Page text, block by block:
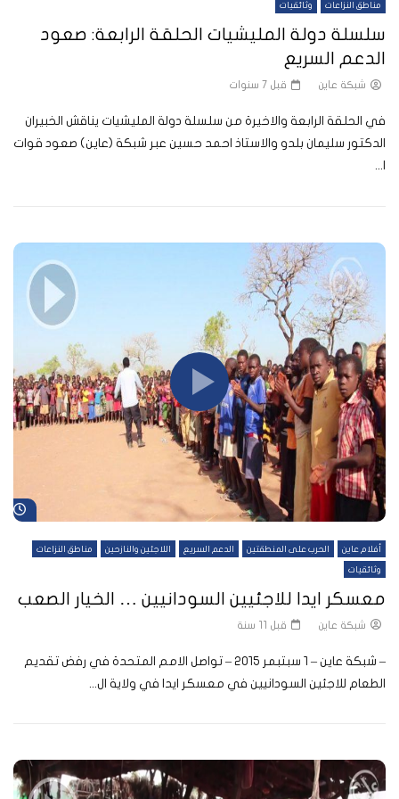
مناطق النزاعات وثائقيات
سلسلة دولة المليشيات الحلقة الرابعة: صعود
الدعم السريع
شبكة عاين قبل 7 سنوات
في الحلقة الرابعة والاخيرة من سلسلة دولة المليشيات يناقش الخبيران
الدكتور سليمان بلدو والاستاذ احمد حسين عبر شبكة (عاين) صعود قوات
ا...
أفلام عاين الحرب على المنطقتين الدعم السريع اللاجئين والنازحين مناطق النزاعات
وثائقيات
معسكر ايدا للاجئيين السودانيين … الخيار الصعب
شبكة عاين قبل 11 سنة
– شبكة عاين – ١ سبتبمر ٢٠١٥ – تواصل الامم المتحدة في رفض تقديم
الطعام للاجئين السودانيين في معسكر ايدا في ولاية ال...